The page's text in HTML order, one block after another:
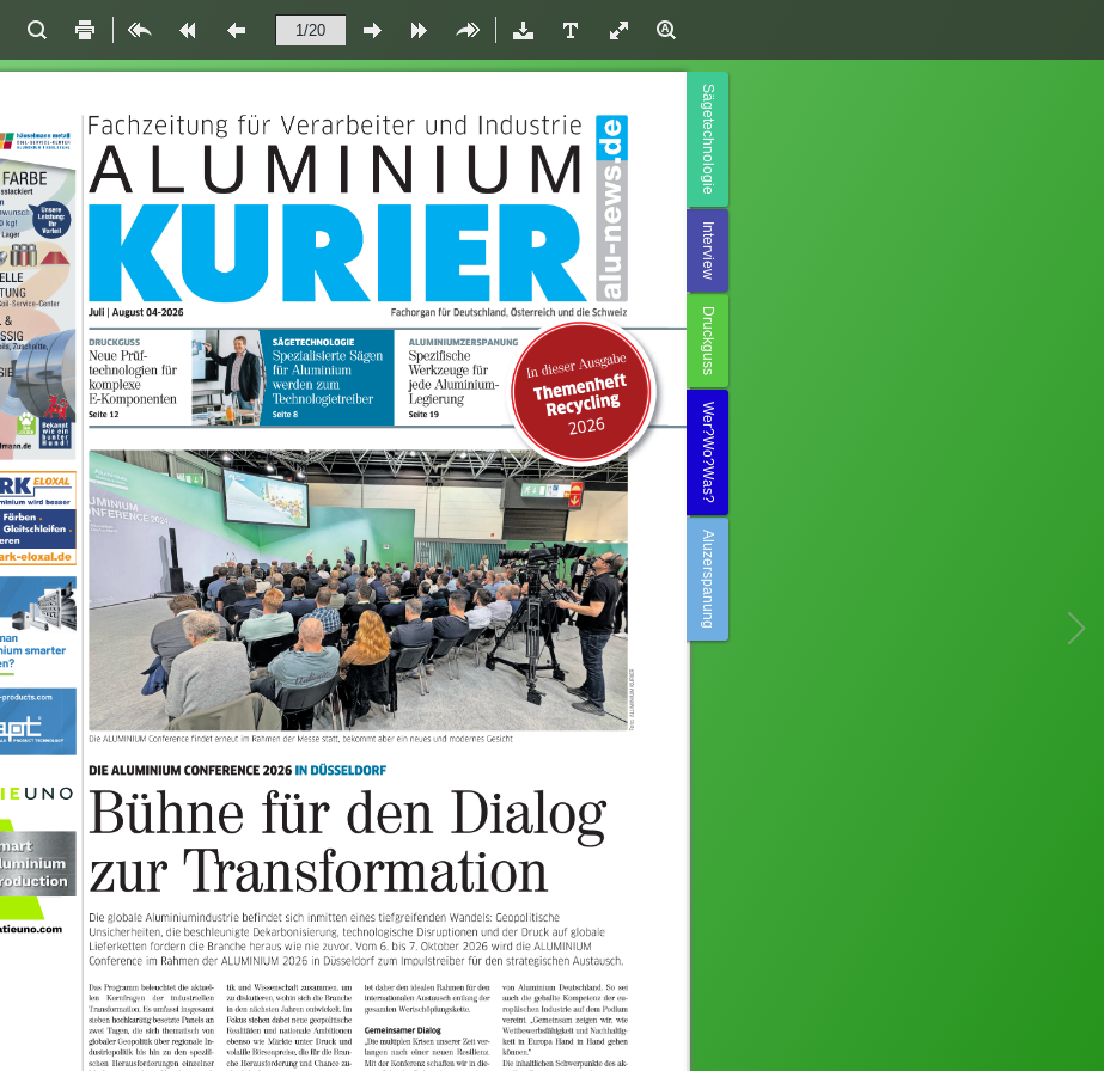
Sägetechnologie
Interview
Druckguss
Wer?Wo?Was?
Aluzerspanung